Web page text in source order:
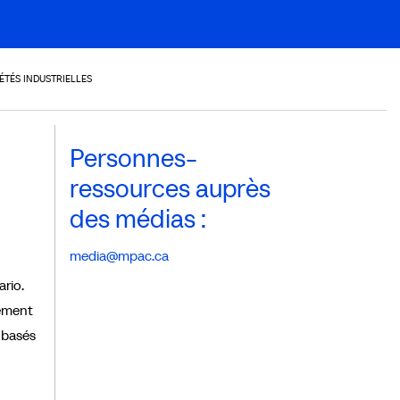
INDUSTRIELLES
Personnes-
ressources auprès
des médias :
media@mpac.ca